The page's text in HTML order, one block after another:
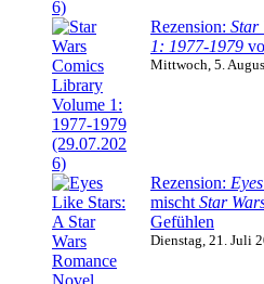
Rezension: Star
1: 1977-1979
Mittwoch, 5.
Rezension:
mischt Star
Gefühlen
Dienstag, 21. Juli